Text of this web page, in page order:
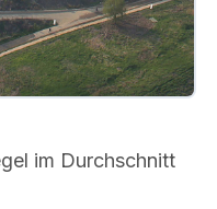
im Durchschnitt